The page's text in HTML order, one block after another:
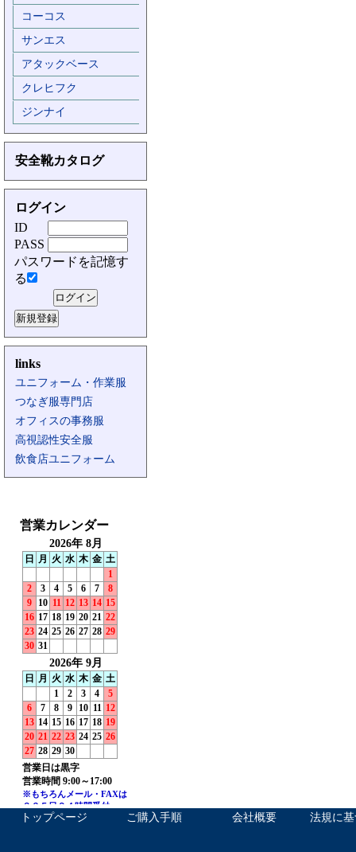
コーコス
サンエス
アタックベース
クレヒフク
ジンナイ
安全靴カタログ
ログイン
ID
PASS
パスワードを記憶す
る
links
ユニフォーム・作業服
つなぎ服専門店
オフィスの事務服
高視認性安全服
飲食店ユニフォーム
トップページ ご購入手順 会社概要 法規に